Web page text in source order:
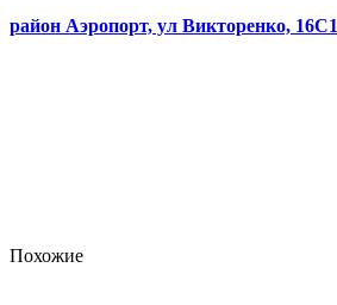
район Аэропорт, ул Викторенко, 16С1
Похожие